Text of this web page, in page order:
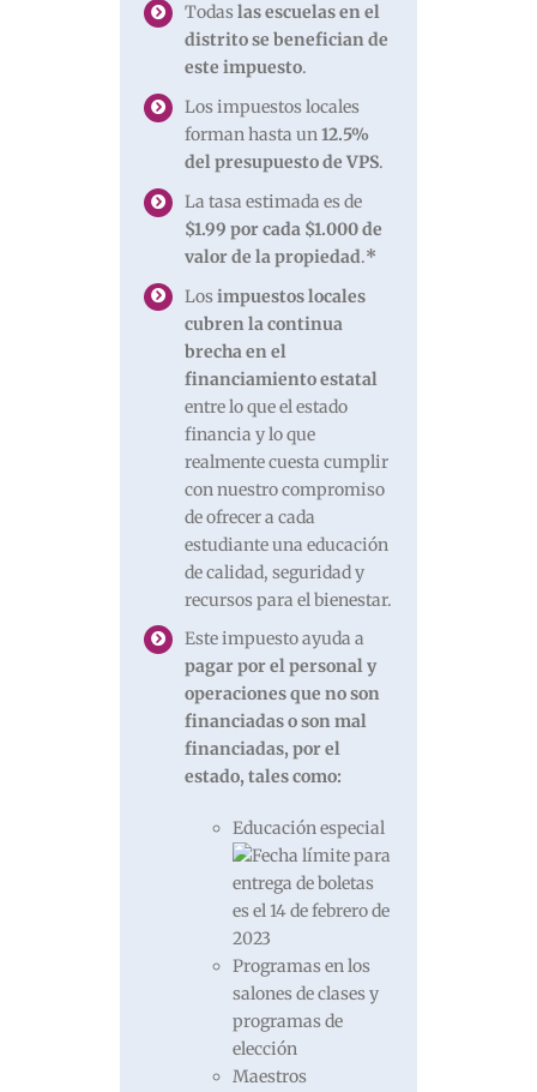
Todaslas escuelas en el
distrito se benefician de
este impuesto.
Los impuestos locales
forman hasta un12.5%
del presupuesto de VPS.
La tasa estimada es de
$1.99 por cada $1.000 de
valor de la propiedad.*
Losimpuestos locales
cubren la continua
brecha en el
financiamiento estatal
entre lo que el estado
financia y lo que
realmente cuesta cumplir
con nuestro compromiso
de ofrecer a cada
estudiante una educación
de calidad, seguridad y
recursos para el bienestar.
Este impuesto ayuda a
pagar por el personal y
operaciones que no son
financiadas o son mal
financiadas, por el
estado, tales como:
Educación especial
Programas en los
salones de clases y
programas de
elección
Maestros